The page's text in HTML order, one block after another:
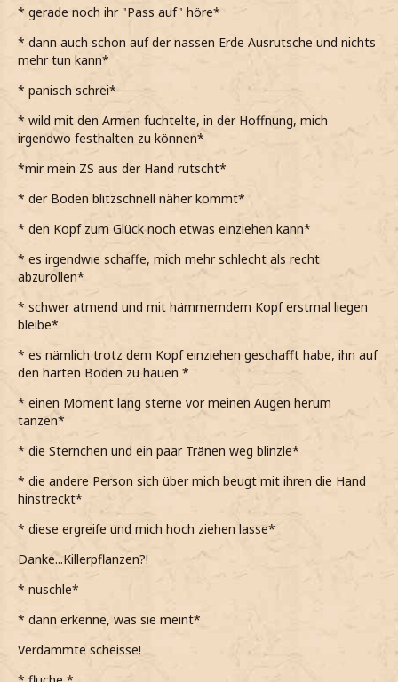
Unterrichtsstoff aber offensichtlich doch hängengeblieben
ist*
*die Venemosa Tentacula eine hochgiftige Kletterpflanze
ist, wenn mich die Erinnerungen nicht täuschen*
*die Exemplare in den Gewächshäusern von Professor
Sprout allerdings deutlich kleiner waren und in
Blumentöpfe gepasst haben*
*diese hier ein mutiertes Riesenkillerexemplar sein muss*
*den Blick von den Wänden löse und wieder zu der Person
über mir blicke*
*sie mir irgendetwas zuruft, ihre Worte allerdings nicht
ganz verstehe*
Wie bitte?
*nachfrage, bzw. schreie*
Pass beim Einstiegsloch auf! Da ist die Erde glitschig und
man kann leicht durchfallen! Nur, dass du nicht auch hier
unten-
*sie einen spitzen Schrei ausstösst, als sie ausruscht, ihr
Gleichgewicht nicht mehr findet und auch hinunterfällt*
-landest.
*den Satz leise und trocken beende, bevor aufspringe und
zu ihr eile*
*sie sich glücklicherweise abrollen konnte und es sie nicht
kalten Erde liegt*
* gerade noch ihr "Pass auf" höre*
* dann auch schon auf der nassen Erde Ausrutsche und nichts
mehr tun kann*
* panisch schrei*
* wild mit den Armen fuchtelte, in der Hoffnung, mich
irgendwo festhalten zu können*
*mir mein ZS aus der Hand rutscht*
* der Boden blitzschnell näher kommt*
* den Kopf zum Glück noch etwas einziehen kann*
* es irgendwie schaffe, mich mehr schlecht als recht
abzurollen*
* schwer atmend und mit hämmerndem Kopf erstmal liegen
bleibe*
* es nämlich trotz dem Kopf einziehen geschafft habe, ihn auf
den harten Boden zu hauen *
* einen Moment lang sterne vor meinen Augen herum
tanzen*
* die Sternchen und ein paar Tränen weg blinzle*
* die andere Person sich über mich beugt mit ihren die Hand
hinstreckt*
* diese ergreife und mich hoch ziehen lasse*
Danke...Killerpflanzen?!
* nuschle*
* dann erkenne, was sie meint*
Verdammte scheisse!